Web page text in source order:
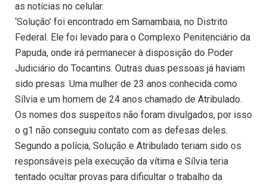
as notícias no celular.
‘Solução’ foi encontrado em Samambaia, no Distrito
Federal. Ele foi levado para o Complexo Penitenciário da
Papuda, onde irá permanecer à disposição do Poder
Judiciário do Tocantins. Outras duas pessoas já haviam
sido presas. Uma mulher de 23 anos conhecida como
Sílvia e um homem de 24 anos chamado de Atribulado.
Os nomes dos suspeitos não foram divulgados, por isso
o g1 não conseguiu contato com as defesas deles.
Segundo a polícia, Solução e Atribulado teriam sido os
responsáveis pela execução da vítima e Sílvia teria
tentado ocultar provas para dificultar o trabalho da